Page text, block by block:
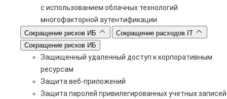
с использованием облачных технологий
многофакторной аутентификации
Сокращение рисков ИБ
Сокращение расходов IT
Сокращение рисков ИБ
Защищенный удаленный доступ к корпоративным
ресурсам
Защита веб-приложений
Защита паролей привилегированных учетных записей